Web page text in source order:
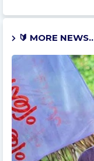
🔰 MORE NEWS..